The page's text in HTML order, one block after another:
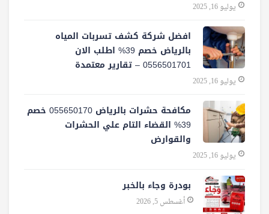
يوليو 16, 2025
افضل شركة كشف تسربات المياه
بالرياض خصم 39% اطلب الان
0556501701‬‏ – تقارير معتمدة
يوليو 16, 2025
مكافحة حشرات بالرياض 055650170 خصم
39% القضاء التام علي الحشرات
والقوارض
يوليو 16, 2025
بودرة وجاء بالخبر
أغسطس 5, 2026